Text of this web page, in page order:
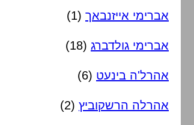
אברימי אייזנבאך (1)
אברימי גולדברג (18)
אהרל'ה בינעט (6)
אהרלה הרשקוביץ (2)